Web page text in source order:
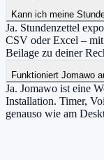
Kann ich meine
Ja. Stundenzettel
CSV oder Excel –
Beilage zu deiner
Funktioniert Jomawo
Ja. Jomawo ist eine
Installation. Timer,
genauso wie am